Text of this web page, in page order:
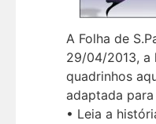
A Folha de
29/04/2013, a
quadrinhos
adaptada
• Leia a